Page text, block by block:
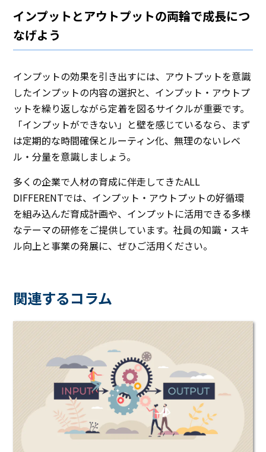
インプットとアウトプットの両輪で成長につ
なげよう
インプットの効果を引き出すには、アウトプットを意識
したインプットの内容の選択と、インプット・アウトプ
ットを繰り返しながら定着を図るサイクルが重要です。
「インプットができない」と壁を感じているなら、まず
は定期的な時間確保とルーティン化、無理のないレベ
ル・分量を意識しましょう。
多くの企業で人材の育成に伴走してきたALL
DIFFERENTでは、インプット・アウトプットの好循環
を組み込んだ育成計画や、インプットに活用できる多様
なテーマの研修をご提供しています。社員の知識・スキ
ル向上と事業の発展に、ぜひご活用ください。
関連するコラム